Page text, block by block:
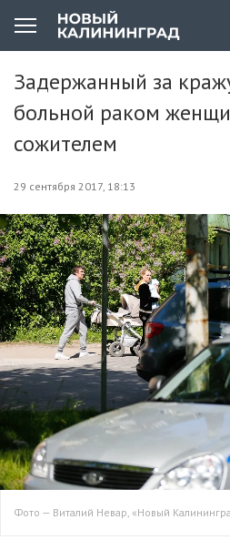
Задержанный за
больной раком
сожителем
29 сентября 2017, 18:13
Фото — Виталий Невар, «Новый